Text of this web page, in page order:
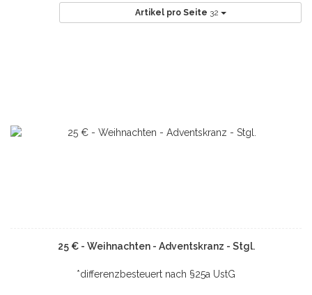
Artikel pro Seite 32
25 € - Weihnachten - Adventskranz - Stgl.
*differenzbesteuert nach §25a UstG